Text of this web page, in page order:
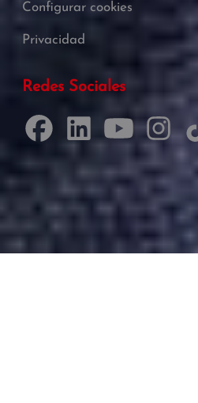
Configurar cookies
Privacidad
Redes Sociales